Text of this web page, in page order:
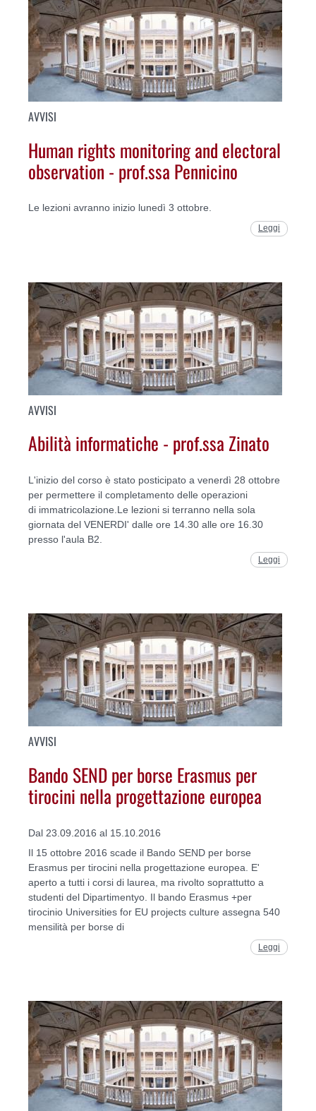
AVVISI
Human rights monitoring and electoral
observation - prof.ssa Pennicino
Le lezioni avranno inizio lunedì 3 ottobre.
Leggi
AVVISI
Abilità informatiche - prof.ssa Zinato
L'inizio del corso è stato posticipato a venerdì 28 ottobre
per permettere il completamento delle operazioni
di immatricolazione.Le lezioni si terranno nella sola
giornata del VENERDI' dalle ore 14.30 alle ore 16.30
presso l'aula B2.
Leggi
AVVISI
Bando SEND per borse Erasmus per
tirocini nella progettazione europea
Dal 23.09.2016 al 15.10.2016
Il 15 ottobre 2016 scade il Bando SEND per borse
Erasmus per tirocini nella progettazione europea. E'
aperto a tutti i corsi di laurea, ma rivolto soprattutto a
studenti del Dipartimentyo. Il bando Erasmus +per
tirocinio Universities for EU projects culture assegna 540
mensilità per borse di
Leggi